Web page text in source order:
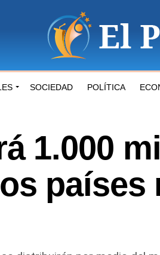
SOCIEDAD POLÍTICA
1.000
países